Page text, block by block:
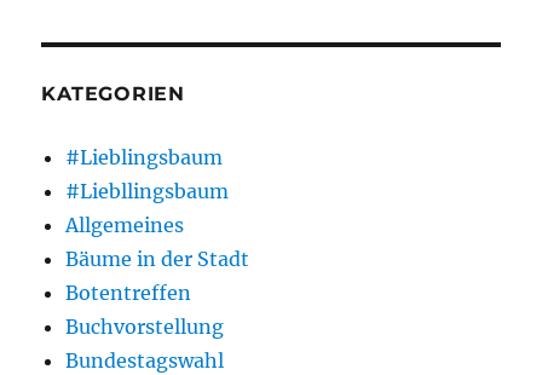
KATEGORIEN
#Lieblingsbaum
#Liebllingsbaum
Allgemeines
Bäume in der Stadt
Botentreffen
Buchvorstellung
Bundestagswahl